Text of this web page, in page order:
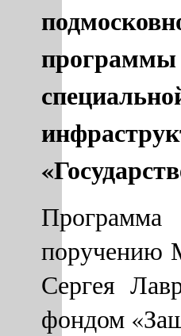
программы
поручению
Сергея
фондом